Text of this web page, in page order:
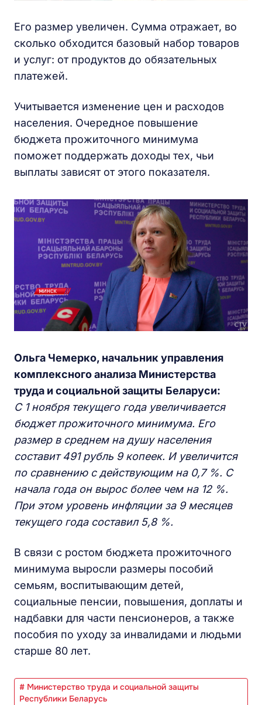
Его размер увеличен. Сумма отражает, во
сколько обходится базовый набор товаров
и услуг: от продуктов до обязательных
платежей.
Учитывается изменение цен и расходов
населения. Очередное повышение
бюджета прожиточного минимума
поможет поддержать доходы тех, чьи
выплаты зависят от этого показателя.
Ольга Чемерко, начальник управления
комплексного анализа Министерства
труда и социальной защиты Беларуси:
С 1 ноября текущего года увеличивается
бюджет прожиточного минимума. Его
размер в среднем на душу населения
составит 491 рубль 9 копеек. И увеличится
по сравнению с действующим на 0,7 %. С
начала года он вырос более чем на 12 %.
При этом уровень инфляции за 9 месяцев
текущего года составил 5,8 %.
В связи с ростом бюджета прожиточного
минимума выросли размеры пособий
семьям, воспитывающим детей,
социальные пенсии, повышения, доплаты и
надбавки для части пенсионеров, а также
пособия по уходу за инвалидами и людьми
старше 80 лет.
# Министерство труда и социальной защиты
Республики Беларусь